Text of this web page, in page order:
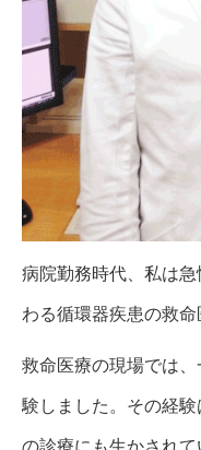
病院勤務時代、私は
わる循環器疾患の救命
救命医療の現場では
験しました。その経
の診療にも生かされて